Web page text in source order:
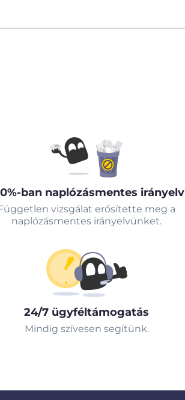
ban naplózásmentes irányelv
vizsgálat erősítette meg a
naplózásmentes irányelvünket.
24/7 ügyféltámogatás
Mindig szívesen segítünk.